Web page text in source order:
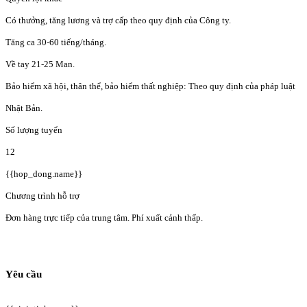
Có thưởng, tăng lương và trợ cấp theo quy định của Công ty.
Tăng ca 30-60 tiếng/tháng.
Về tay 21-25 Man.
Bảo hiểm xã hội, thân thể, bảo hiểm thất nghiệp: Theo quy định của pháp luật
Nhật Bản.
Số lượng tuyển
12
{{hop_dong.name}}
Chương trình hỗ trợ
Đơn hàng trực tiếp của trung tâm. Phí xuất cảnh thấp.
Yêu cầu